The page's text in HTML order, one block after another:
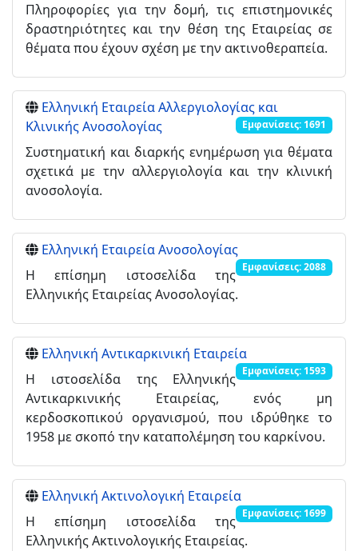
Πληροφορίες για την δομή, τις επιστημονικές
δραστηριότητες και την θέση της Εταιρείας σε
θέματα που έχουν σχέση με την ακτινοθεραπεία.
Ελληνική Εταιρεία Αλλεργιολογίας και
Κλινικής Ανοσολογίας
Εμφανίσεις: 1691
Συστηματική και διαρκής ενημέρωση για θέματα
σχετικά με την αλλεργιολογία και την κλινική
ανοσολογία.
Ελληνική Εταιρεία Ανοσολογίας
Εμφανίσεις: 2088
Η επίσημη ιστοσελίδα της
Ελληνικής Εταιρείας Ανοσολογίας.
Ελληνική Αντικαρκινική Εταιρεία
Εμφανίσεις: 1593
Η ιστοσελίδα της Ελληνικής
Αντικαρκινικής Εταιρείας, ενός μη
κερδοσκοπικού οργανισμού, που ιδρύθηκε το
1958 με σκοπό την καταπολέμηση του καρκίνου.
Ελληνική Ακτινολογική Εταιρεία
Εμφανίσεις: 1699
Η επίσημη ιστοσελίδα της
Ελληνικής Ακτινολογικής Εταιρείας.